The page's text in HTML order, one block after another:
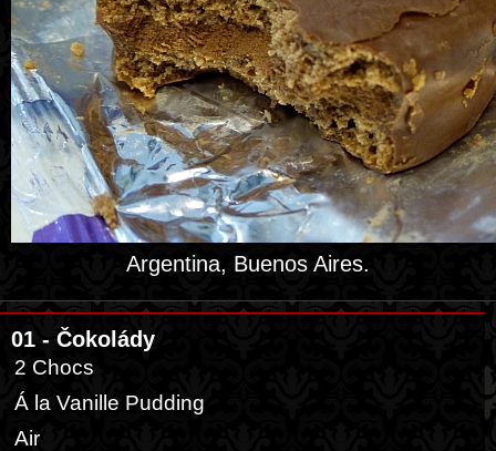
Argentina, Buenos Aires.
01 - Čokolády
2 Chocs
Á la Vanille Pudding
Air